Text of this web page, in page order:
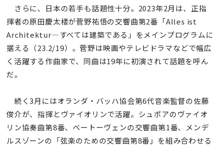
さらに、日本の若手も話題性十分。2023年2月は、正指
揮者の原田慶太楼が菅野祐悟の交響曲第2番「Alles ist
Architektur—すべては建築である」をメインプログラムに
据える（23.2/19）。菅野は映画やテレビドラマなどで幅広
く活躍する作曲家で、同曲は19年に初演されて話題を呼ん
だ。
続く3月にはオランダ・バッハ協会第6代音楽監督の佐藤
俊介が、指揮とヴァイオリンで活躍。シュポアのヴァイオ
リン協奏曲第8番、ベートーヴェンの交響曲第1番、メンデ
ルスゾーンの「弦楽のための交響曲第8番」を組み合わせる